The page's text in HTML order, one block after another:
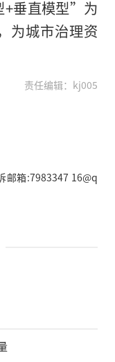
+垂直模型”为
为城市治理资
责任编辑：kj005
邮箱:7983347 16@q